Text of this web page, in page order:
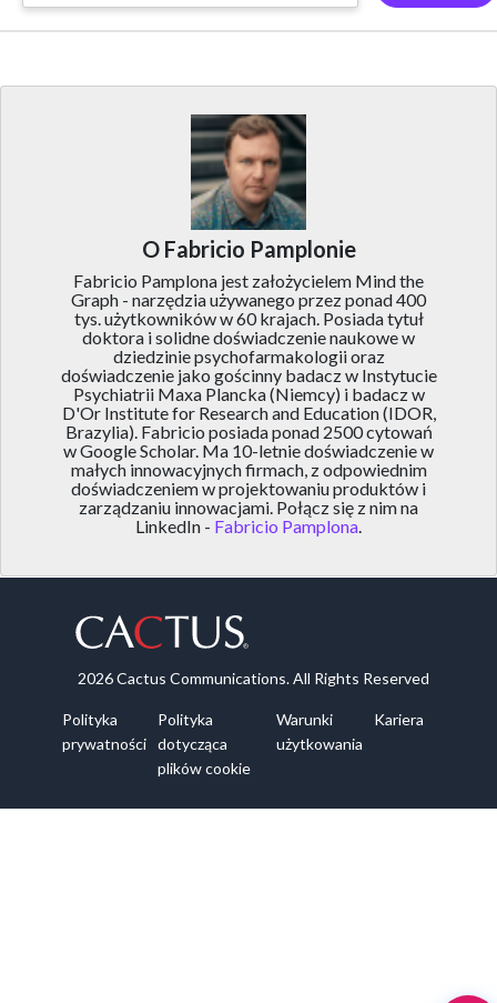
O Fabricio Pamplonie
Fabricio Pamplona jest założycielem Mind the
Graph - narzędzia używanego przez ponad 400
tys. użytkowników w 60 krajach. Posiada tytuł
doktora i solidne doświadczenie naukowe w
dziedzinie psychofarmakologii oraz
doświadczenie jako gościnny badacz w Instytucie
Psychiatrii Maxa Plancka (Niemcy) i badacz w
D'Or Institute for Research and Education (IDOR,
Brazylia). Fabricio posiada ponad 2500 cytowań
w Google Scholar. Ma 10-letnie doświadczenie w
małych innowacyjnych firmach, z odpowiednim
doświadczeniem w projektowaniu produktów i
zarządzaniu innowacjami. Połącz się z nim na
LinkedIn - Fabricio Pamplona.
2026 Cactus Communications. All Rights Reserved
Polityka
prywatności
Polityka
dotycząca
plików cookie
Warunki
użytkowania
Kariera